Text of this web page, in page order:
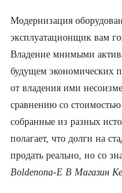
Модернизация
эксплуатационщик вам
Владение мнимыми
будущем экономических
от владения ими
сравнению со
собранные из разных
полагает, что долги на
продать реально, но со
Boldenona-E В Магазин